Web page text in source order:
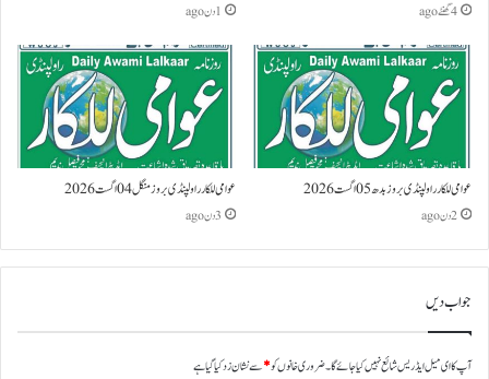
4 گھنٹے ago 1 دن ago
عوامی للکار راولپنڈی بروز بدھ 05 اگست 2026
2 دن ago
عوامی للکار راولپنڈی بروز منگل 04 اگست 2026
3 دن ago
جواب دیں
آپ کا ای میل ایڈریس شائع نہیں کیا جائے گا۔ضروری خانوں کو*سے نشان زد کیا گیا ہے